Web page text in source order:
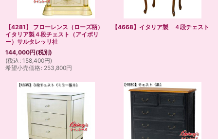
【4281】 フローレンス（ローズ柄）
イタリア製４段チェスト（アイボリ
ー）サルタレッリ社
144,000円(税別)
(税込 : 158,400円)
希望小売価格: 253,800円
【4668】イタリア製 ４段チェスト